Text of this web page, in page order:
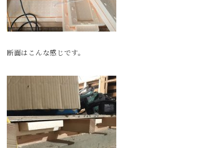
断面はこんな感じです。